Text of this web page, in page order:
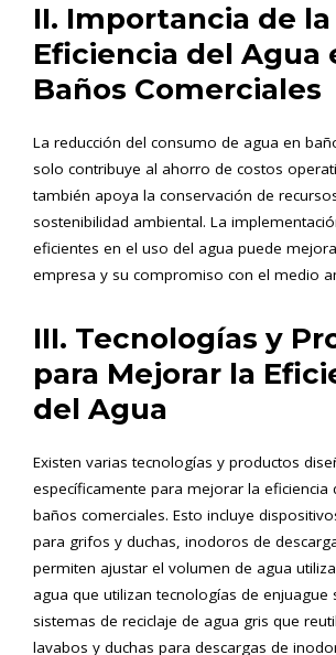
II. Importancia de la
Eficiencia del Agua
Baños Comerciales
La reducción del consumo de agua en
solo contribuye al ahorro de costos
también apoya la conservación de
sostenibilidad ambiental. La
eficientes en el uso del agua puede
empresa y su compromiso con el medio
III. Tecnologías y
para Mejorar la
del Agua
Existen varias tecnologías y productos
específicamente para mejorar la eficiencia
baños comerciales. Esto incluye
para grifos y duchas, inodoros de
permiten ajustar el volumen de agua
agua que utilizan tecnologías de enjuague
sistemas de reciclaje de agua gris que
lavabos y duchas para descargas de